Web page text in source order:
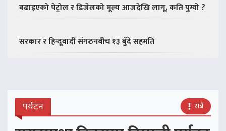
बढाइएको पेट्रोल र डिजेलको मूल्य आजदेखि लागू, कति पुग्यो ?
सरकार र हिन्दूवादी संगठनबीच १३ बुँदे सहमति
पर्यटन सबै